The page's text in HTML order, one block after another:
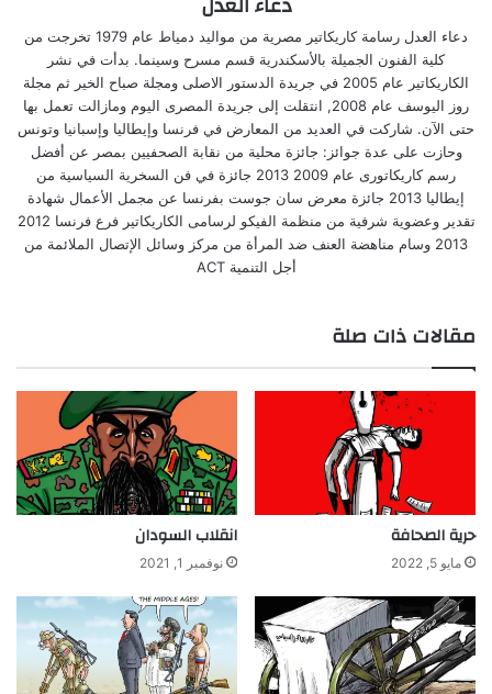
دعاء العدل رسامة كاريكاتير مصرية من مواليد دمياط عام 1979 تخرجت من
كلية الفنون الجميلة بالأسكندرية قسم مسرح وسينما. بدأت في نشر
الكاريكاتير عام 2005 في جريدة الدستور الاصلى ومجلة صباح الخير ثم مجلة
روز اليوسف عام 2008, انتقلت إلى جريدة المصرى اليوم ومازالت تعمل بها
حتى الآن. شاركت في العديد من المعارض في فرنسا وإيطاليا وإسبانيا وتونس
وحازت على عدة جوائز: جائزة محلية من نقابة الصحفيين بمصر عن أفضل
رسم كاريكاتورى عام 2009 2013 جائزة في فن السخرية السياسية من
إيطاليا 2013 جائزة معرض سان جوست بفرنسا عن مجمل الأعمال شهادة
تقدير وعضوية شرفية من منظمة الفيكو لرسامى الكاريكاتير فرع فرنسا 2012
2013 وسام مناهضة العنف ضد المرأة من مركز وسائل الإتصال الملائمة من
أجل التنمية ACT
مقالات ذات صلة
حرية الصحافة
مايو 5, 2022
انقلاب السودان
نوفمبر 1, 2021